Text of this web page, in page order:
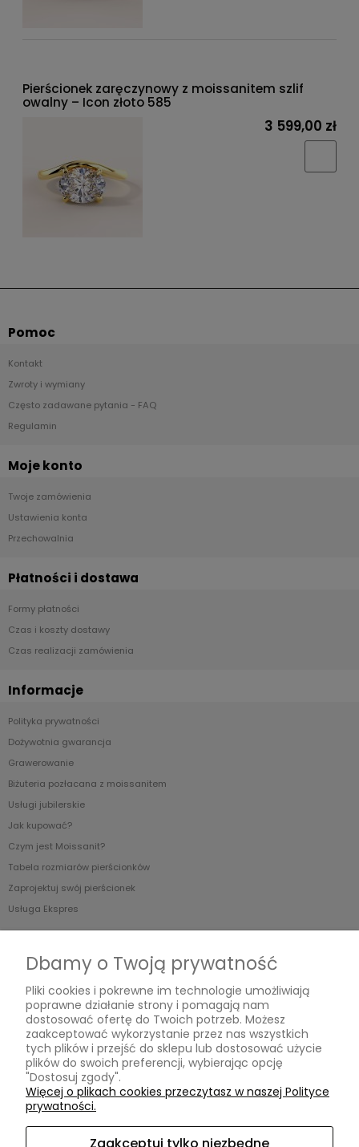
Pierścionek zaręczynowy z moissanitem szlif
owalny – Icon złoto 585
3 599,00 zł
Pomoc
Kontakt
Zwroty i wymiany
Często zadawane pytania - FAQ
Regulamin
Moje konto
Twoje zamówienia
Ustawienia konta
Przechowalnia
Płatności i dostawa
Formy płatności
Czas i koszty dostawy
Czas realizacji zamówienia
Informacje
Polityka prywatności
Dożywotnia gwarancja
Grawerowanie
Biżuteria pozłacana z moissanitem
Usługi jubilerskie
Jak kupować?
Czym jest Moissanit?
Tabela rozmiarów pierścionków
Zaprojektuj swój pierścionek
Usługa Ekspres
O Nas
MOISSANIT.PL
Pn-Pt w godzinach 11.00-17.00 (po wcześniejszym umówieniu)
ul. Swarzewska 58 lok.3
01-821 Warszawa
Dbamy o Twoją prywatność
Pliki cookies i pokrewne im technologie umożliwiają
poprawne działanie strony i pomagają nam
dostosować ofertę do Twoich potrzeb. Możesz
zaakceptować wykorzystanie przez nas wszystkich
tych plików i przejść do sklepu lub dostosować użycie
plików do swoich preferencji, wybierając opcję
"Dostosuj zgody".
Więcej o plikach cookies przeczytasz w naszej Polityce
prywatności.